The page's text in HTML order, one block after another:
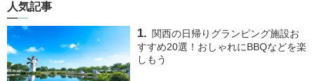
人気記事
関西の日帰りグランピング施設お
すすめ20選！おしゃれにBBQなどを楽
しもう